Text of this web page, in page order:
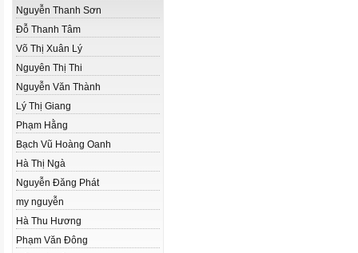
Nguyễn Thanh Sơn
Đỗ Thanh Tâm
Võ Thị Xuân Lý
Nguyên Thị Thi
Nguyễn Văn Thành
Lý Thị Giang
Phạm Hằng
Bạch Vũ Hoàng Oanh
Hà Thị Ngà
Nguyễn Đăng Phát
my nguyễn
Hà Thu Hương
Phạm Văn Đông